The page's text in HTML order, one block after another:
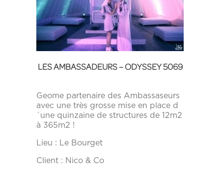
LES AMBASSADEURS – ODYSSEY 5069
Geome partenaire des Ambassaseurs
avec une très grosse mise en place d
´une quinzaine de structures de 12m2
à 365m2 !
Lieu : Le Bourget
Client : Nico & Co